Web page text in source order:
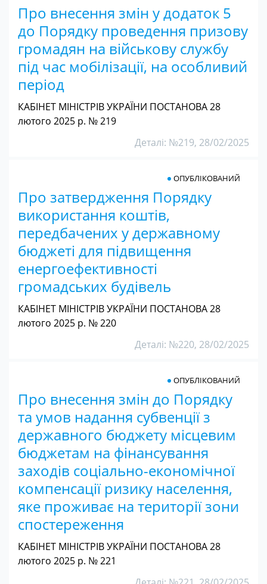
Про внесення змін у додаток 5
до Порядку проведення призову
громадян на військову службу
під час мобілізації, на особливий
період
КАБІНЕТ МІНІСТРІВ УКРАЇНИ ПОСТАНОВА 28
лютого 2025 р. № 219
Деталі: №219, 28/02/2025
Про затвердження Порядку
використання коштів,
передбачених у державному
бюджеті для підвищення
енергоефективності
громадських будівель
ОПУБЛІКОВАНИЙ
КАБІНЕТ МІНІСТРІВ УКРАЇНИ ПОСТАНОВА 28
лютого 2025 р. № 220
Деталі: №220, 28/02/2025
Про внесення змін до Порядку
та умов надання субвенції з
державного бюджету місцевим
бюджетам на фінансування
заходів соціально-економічної
компенсації ризику населення,
яке проживає на території зони
спостереження
ОПУБЛІКОВАНИЙ
КАБІНЕТ МІНІСТРІВ УКРАЇНИ ПОСТАНОВА 28
лютого 2025 р. № 221